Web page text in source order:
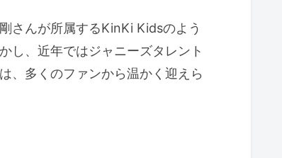
さんが所属するKinKi Kidsのよう
し、近年ではジャニーズタレント
、多くのファンから温かく迎えら